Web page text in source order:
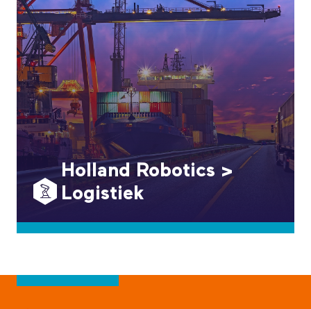
Holland Robotics >
Logistiek